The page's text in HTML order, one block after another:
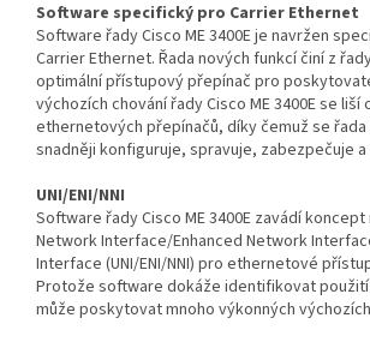
Software specifický pro Carrier Ethernet
Software řady Cisco ME 3400E je navržen
Carrier Ethernet. Řada nových funkcí činí z
optimální přístupový přepínač pro
výchozích chování řady Cisco ME 3400E se liší
ethernetových přepínačů, díky čemuž se řada
snadněji konfiguruje, spravuje, zabezpečuje
UNI/ENI/NNI
Software řady Cisco ME 3400E zavádí
Network Interface/Enhanced Network
Interface (UNI/ENI/NNI) pro ethernetové
Protože software dokáže identifikovat
může poskytovat mnoho výkonných